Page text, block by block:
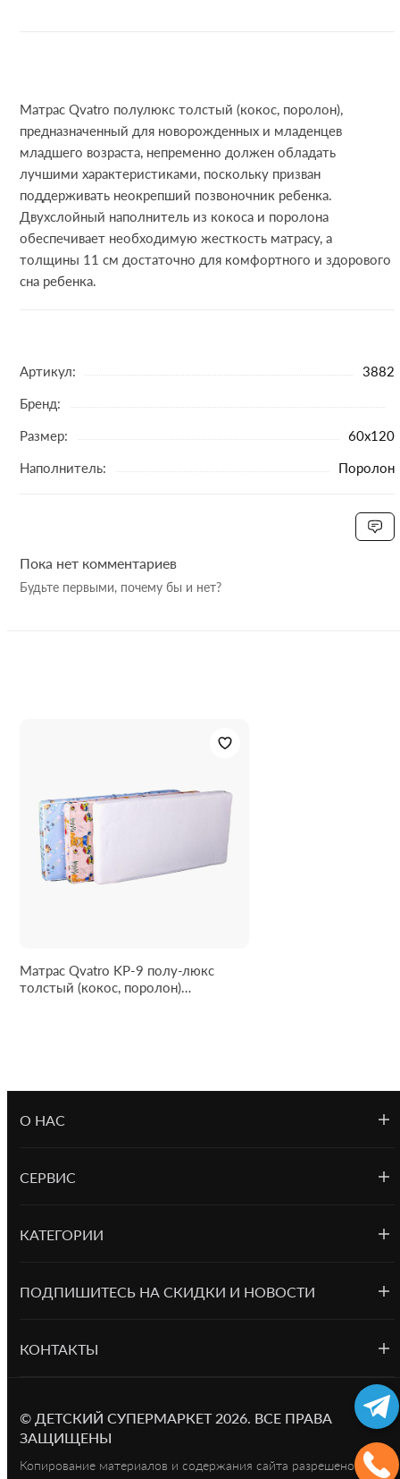
Матрас Qvatro полулюкс толстый (кокос, поролон),
предназначенный для новорожденных и младенцев
младшего возраста, непременно должен обладать
лучшими характеристиками, поскольку призван
поддерживать неокрепший позвоночник ребенка.
Двухслойный наполнитель из кокоса и поролона
обеспечивает необходимую жесткость матрасу, а
толщины 11 см достаточно для комфортного и здорового
сна ребенка.
Артикул:
3882
Бренд:
Размер:
60x120
Наполнитель:
Поролон
Пока нет комментариев
Будьте первыми, почему бы и нет?
Матрас Qvatro KP-9 полу-люкс
толстый (кокос, поролон)
О НАС
СЕРВИС
КАТЕГОРИИ
ПОДПИШИТЕСЬ НА СКИДКИ И НОВОСТИ
КОНТАКТЫ
© ДЕТСКИЙ СУПЕРМАРКЕТ2026. ВСЕ ПРАВА
ЗАЩИЩЕНЫ
Копирование материалов и содержания сайта разрешено